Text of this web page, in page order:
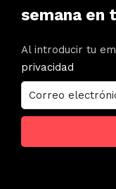
semana en
Al introducir tu
privacidad